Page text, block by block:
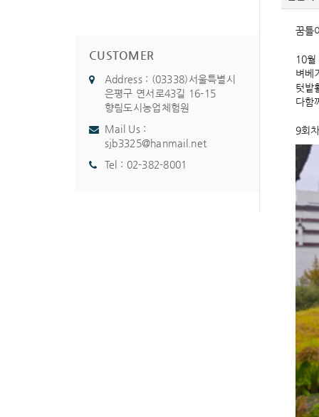
CUSTOMER
Address : (03338)서울특별시
은평구 연서로43길 16-15
향림도시농업체험원
Mail Us :
sjb3325@hanmail.net
Tel : 02-382-8001
꿈틀
10
벼베
텃밭
다함
9회